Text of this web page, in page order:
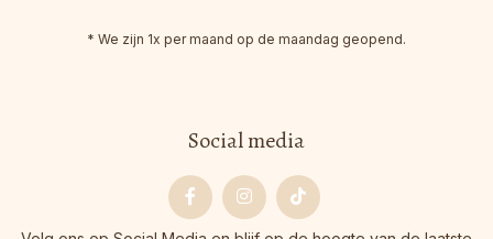
* We zijn 1x per maand op de maandag geopend.
Social media
FacebookInstagramTiktok